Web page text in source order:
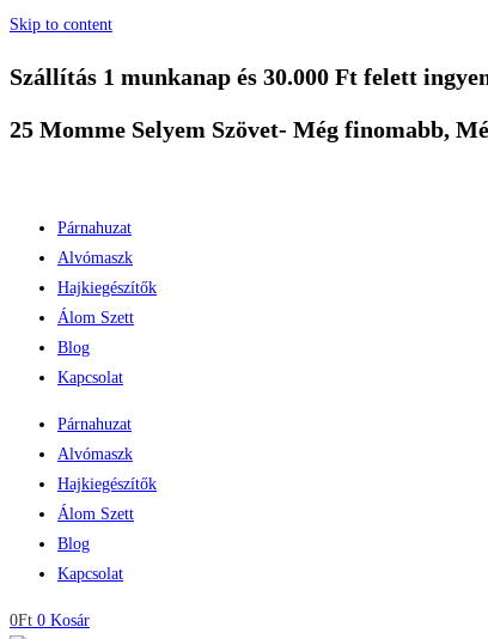
Skip to content
Szállítás 1 munkanap és 30.000 Ft felett
25 Momme Selyem Szövet- Még finomabb,
Párnahuzat
Alvómaszk
Hajkiegészítők
Álom Szett
Blog
Kapcsolat
Párnahuzat
Alvómaszk
Hajkiegészítők
Álom Szett
Blog
Kapcsolat
0Ft 0 Kosár